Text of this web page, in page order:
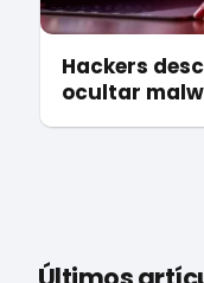
Hackers
ocultar